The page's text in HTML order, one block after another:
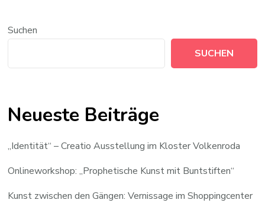
Suchen
SUCHEN
Neueste Beiträge
„Identität“ – Creatio Ausstellung im Kloster Volkenroda
Onlineworkshop: „Prophetische Kunst mit Buntstiften“
Kunst zwischen den Gängen: Vernissage im Shoppingcenter